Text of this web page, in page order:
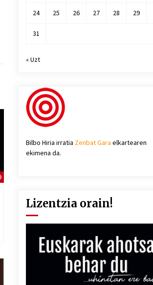
24 25 26 27 28 29
31
« Uzt
Bilbo Hiria irratia Zenbat Gara elkartearen
ekimena da.
Lizentzia orain!